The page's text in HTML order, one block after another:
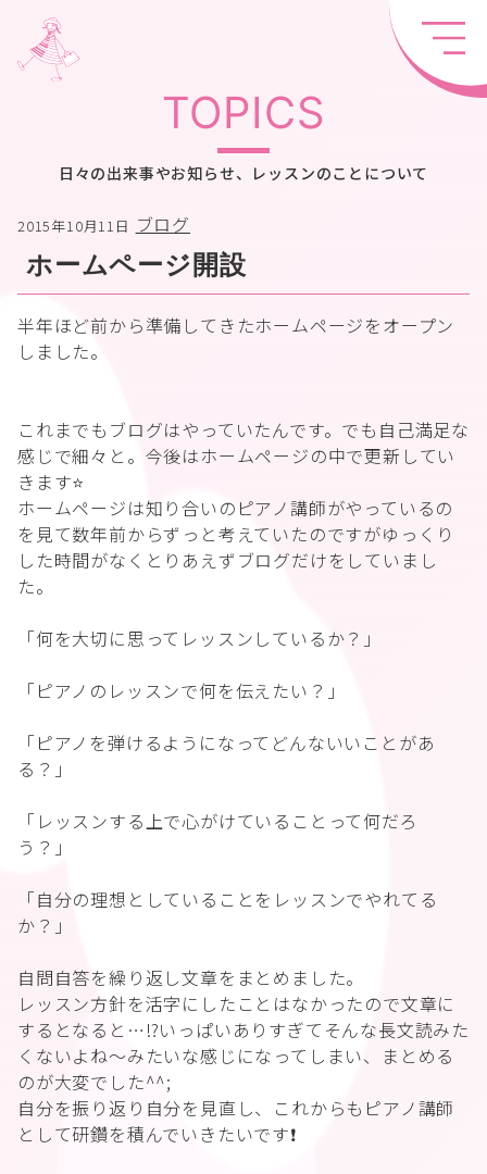
TOPICS
日々の出来事やお知らせ、レッスンのことについて
2015年10月11日 ブログ
ホームページ開設
半年ほど前から準備してきたホームページをオープン
しました。
これまでもブログはやっていたんです。でも自己満足な
感じで細々と。今後はホームページの中で更新してい
きます⭐️
ホームページは知り合いのピアノ講師がやっているの
を見て数年前からずっと考えていたのですがゆっくり
した時間がなくとりあえずブログだけをしていまし
た。
「何を大切に思ってレッスンしているか？」
「ピアノのレッスンで何を伝えたい？」
「ピアノを弾けるようになってどんないいことがあ
る？」
「レッスンする上で心がけていることって何だろ
う？」
「自分の理想としていることをレッスンでやれてる
か？」
自問自答を繰り返し文章をまとめました。
レッスン方針を活字にしたことはなかったので文章に
するとなると…⁉︎いっぱいありすぎてそんな長文読みた
くないよね〜みたいな感じになってしまい、まとめる
のが大変でした^^;
自分を振り返り自分を見直し、これからもピアノ講師
として研鑽を積んでいきたいです❗️